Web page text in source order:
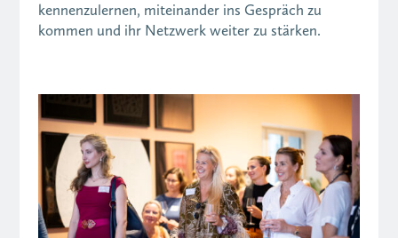
kennenzulernen, miteinander ins Gespräch zu
kommen und ihr Netzwerk weiter zu stärken.